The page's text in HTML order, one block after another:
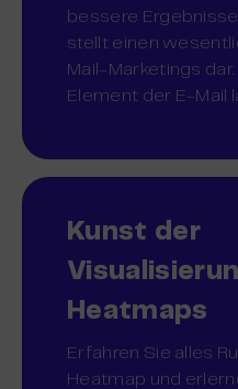
bessere
stellt einen
Mail-Marketings
Element der E-Mail
Kunst der
Heatmaps
Erfahren Sie alles
Heatmap und